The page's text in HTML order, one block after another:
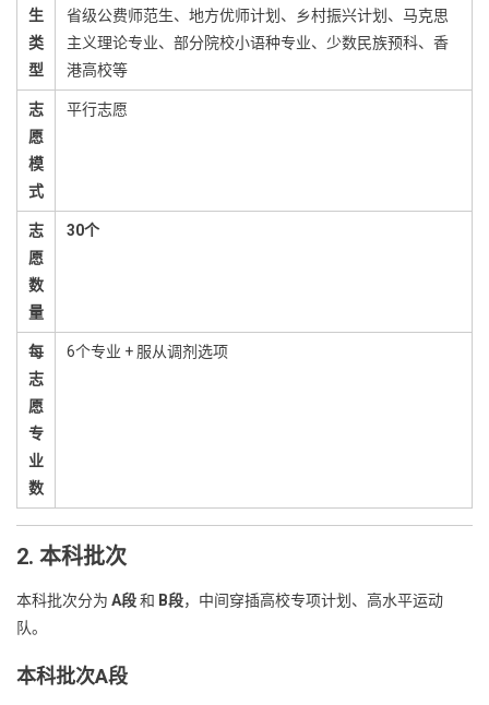
生
类
型
省级公费师范生、地方优师计划、乡村振兴计划、马克思
主义理论专业、部分院校小语种专业、少数民族预科、香
港高校等
志
愿
模
式
平行志愿
志
愿
数
量
30个
每
志
愿
专
业
数
6个专业 + 服从调剂选项
2. 本科批次
本科批次分为 A段和 B段，中间穿插高校专项计划、高水平运动
队。
本科批次A段